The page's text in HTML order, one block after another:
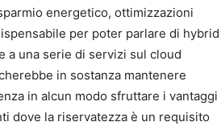
energetico, ottimizzazioni
per poter parlare di hybrid
a una serie di servizi sul cloud
in sostanza mantenere
in alcun modo sfruttare i vantaggi
dove la riservatezza è un requisito